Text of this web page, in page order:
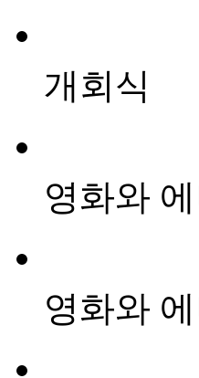
개회식
영화와
영화와